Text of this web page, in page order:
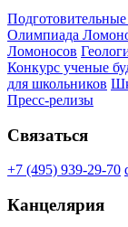
Олимпиада
Ломоносов
Конкурс ученые
для школьников
Пресс-релизы
Связаться
+7 (495) 939-29-70
Канцелярия